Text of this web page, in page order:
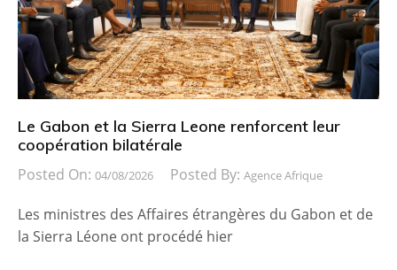
Le Gabon et la Sierra Leone renforcent leur
coopération bilatérale
Posted On: 04/08/2026 Posted By: Agence Afrique
Les ministres des Affaires étrangères du Gabon et de
la Sierra Léone ont procédé hier